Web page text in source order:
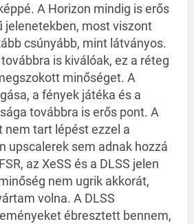
A Horizon mindig is erős
jelenetekben, most viszont
csúnyább, mint látványos.
is kiválóak, ez a réteg
minőséget. A
a fények játéka és a
továbbra is erős pont. A
nem tart lépést ezzel a
upscalerek sem adnak hozzá
az XeSS és a DLSS jelen
nem ugrik akkorát,
volna. A DLSS
ébresztett bennem,